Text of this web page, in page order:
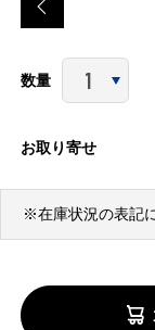
数量
お取り寄せ
※在庫状況の表記